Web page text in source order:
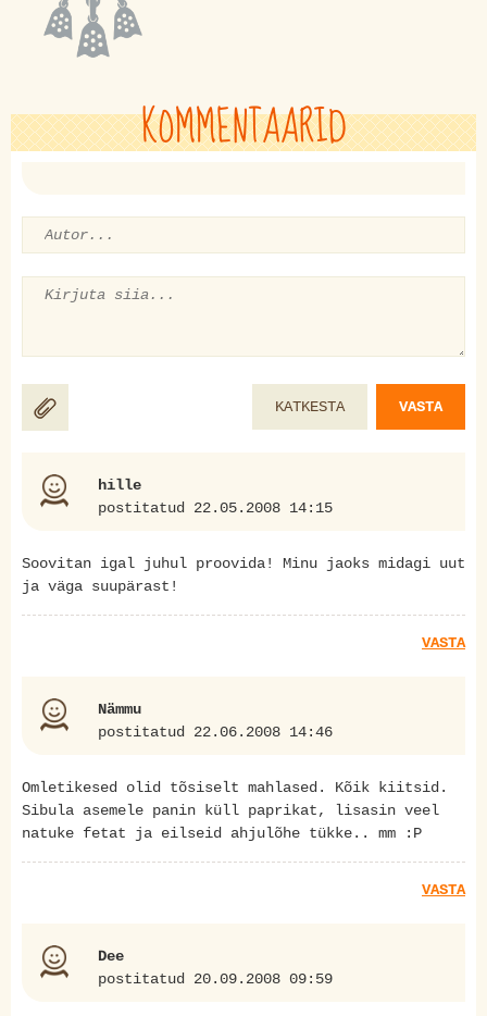
KOMMENTAARID
KATKESTA VASTA
hille
postitatud 22.05.2008 14:15
Soovitan igal juhul proovida! Minu jaoks midagi uut
ja väga suupärast!
VASTA
Nämmu
postitatud 22.06.2008 14:46
Omletikesed olid tõsiselt mahlased. Kõik kiitsid.
Sibula asemele panin küll paprikat, lisasin veel
natuke fetat ja eilseid ahjulõhe tükke.. mm :P
VASTA
Dee
postitatud 20.09.2008 09:59